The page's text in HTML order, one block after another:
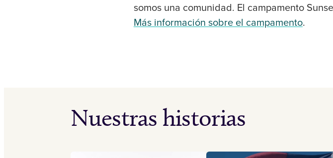
somos una comunidad. El campamento
Más información sobre el campamento.
Nuestras historias